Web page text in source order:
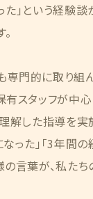
」という経験談
門的に取り組ん
スタッフが中心
解した指導を実
った」「3年間
言葉が、私た